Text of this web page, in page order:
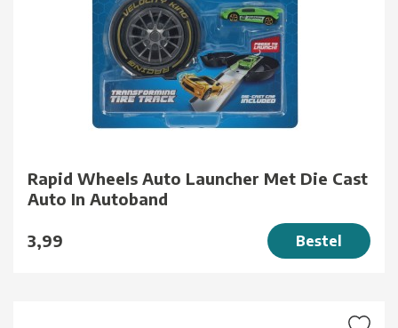
Rapid Wheels Auto Launcher Met Die Cast
Auto In Autoband
3,99 Bestel